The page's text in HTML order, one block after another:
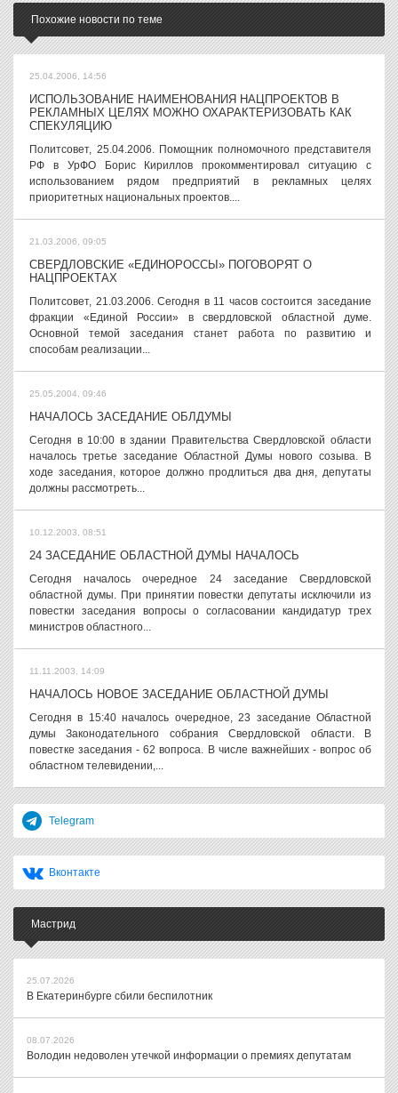
Похожие новости по теме
25.04.2006, 14:56
ИСПОЛЬЗОВАНИЕ НАИМЕНОВАНИЯ НАЦПРОЕКТОВ В
РЕКЛАМНЫХ ЦЕЛЯХ МОЖНО ОХАРАКТЕРИЗОВАТЬ КАК
СПЕКУЛЯЦИЮ
Политсовет, 25.04.2006. Помощник полномочного представителя
РФ в УрФО Борис Кириллов прокомментировал ситуацию с
использованием рядом предприятий в рекламных целях
приоритетных национальных проектов....
21.03.2006, 09:05
СВЕРДЛОВСКИЕ «ЕДИНОРОССЫ» ПОГОВОРЯТ О
НАЦПРОЕКТАХ
Политсовет, 21.03.2006. Сегодня в 11 часов состоится заседание
фракции «Единой России» в свердловской областной думе.
Основной темой заседания станет работа по развитию и
способам реализации...
25.05.2004, 09:46
НАЧАЛОСЬ ЗАСЕДАНИЕ ОБЛДУМЫ
Сегодня в 10:00 в здании Правительства Свердловской области
началось третье заседание Областной Думы нового созыва. В
ходе заседания, которое должно продлиться два дня, депутаты
должны рассмотреть...
10.12.2003, 08:51
24 ЗАСЕДАНИЕ ОБЛАСТНОЙ ДУМЫ НАЧАЛОСЬ
Сегодня началось очередное 24 заседание Свердловской
областной думы. При принятии повестки депутаты исключили из
повестки заседания вопросы о согласовании кандидатур трех
министров областного...
11.11.2003, 14:09
НАЧАЛОСЬ НОВОЕ ЗАСЕДАНИЕ ОБЛАСТНОЙ ДУМЫ
Сегодня в 15:40 началось очередное, 23 заседание Областной
думы Законодательного собрания Свердловской области. В
повестке заседания - 62 вопроса. В числе важнейших - вопрос об
областном телевидении,...
Telegram
Вконтакте
Мастрид
25.07.2026
В Екатеринбурге сбили беспилотник
08.07.2026
Володин недоволен утечкой информации о премиях депутатам